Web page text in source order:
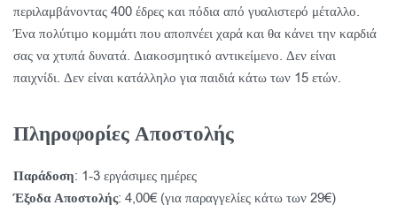
περιλαμβάνοντας 400 έδρες και πόδια από γυαλιστερό μέταλλο.
Ένα πολύτιμο κομμάτι που αποπνέει χαρά και θα κάνει την καρδιά
σας να χτυπά δυνατά. Διακοσμητικό αντικείμενο. Δεν είναι
παιχνίδι. Δεν είναι κατάλληλο για παιδιά κάτω των 15 ετών.
Πληροφορίες Αποστολής
Παράδοση: 1-3 εργάσιμες ημέρες
Έξοδα Αποστολής: 4,00€ (για παραγγελίες κάτω των 29€)